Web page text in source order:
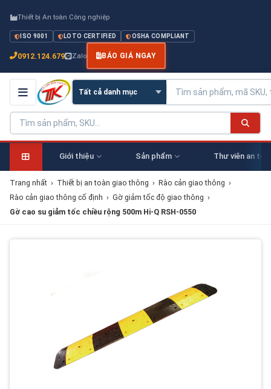
Thiết bị An toàn Công nghiệp
ISO 9001 LOTO CERTIFIED OSHA COMPLIANT
0912.124.679 Zalo BÁO GIÁ NGAY
Giới thiệu Sản phẩm Thư viên an
Trang nhất › Thiết bị an toàn giao thông › Rào cản giao thông ›
Rào cản giao thông cố định › Gờ giảm tốc độ giao thông ›
Gờ cao su giảm tốc chiều rộng 500m Hi-Q RSH-0550